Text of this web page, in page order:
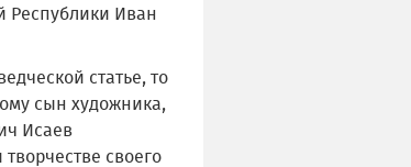
Республики Иван
статье, то
сын художника,
Исаев
своего